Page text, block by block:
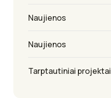
Naujienos
Naujienos
Tarptautiniai projektai